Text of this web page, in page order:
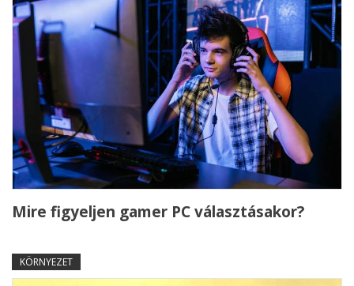
Mire figyeljen gamer PC választásakor?
KÖRNYEZET